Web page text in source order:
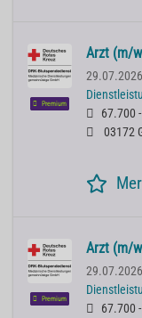
Premium
Arzt (m/
67.700
03172
Premium
Arzt (m/
67.700